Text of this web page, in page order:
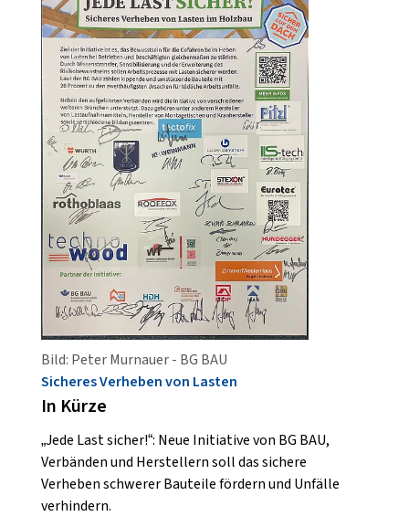
Bild: Peter Murnauer - BG BAU
Sicheres Verheben von Lasten
In Kürze
„Jede Last sicher!“: Neue Initiative von BG BAU,
Verbänden und Herstellern soll das sichere
Verheben schwerer Bauteile fördern und Unfälle
verhindern.